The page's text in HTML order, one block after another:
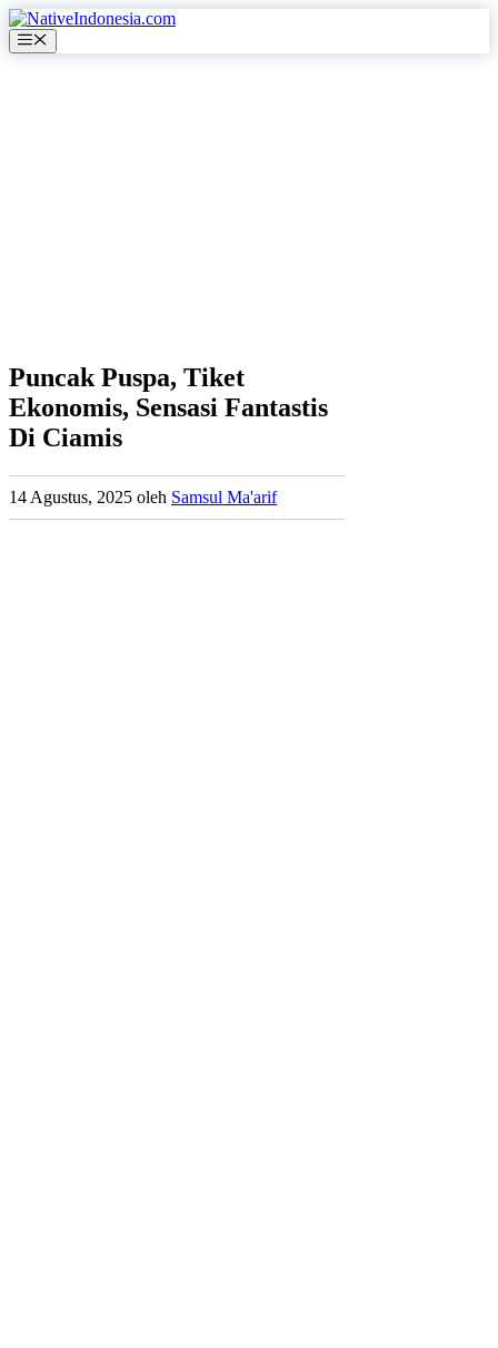
Langsung
ke
isi
Menu
Puncak Puspa, Tiket
Ekonomis, Sensasi Fantastis
Di Ciamis
14 Agustus, 2025 oleh Samsul Ma'arif